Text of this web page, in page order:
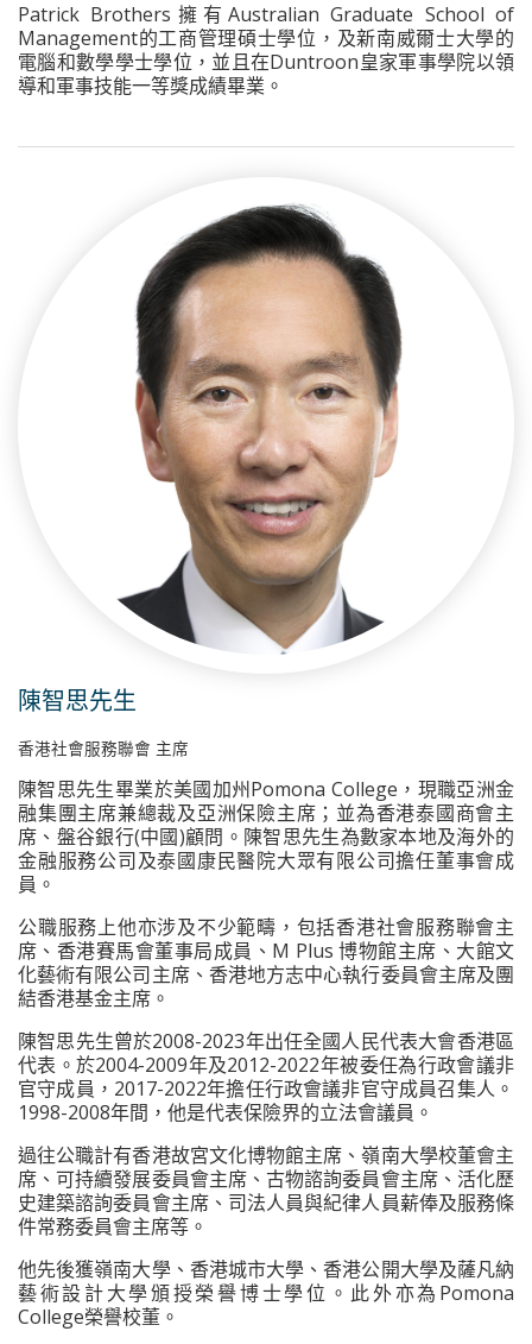
Patrick Brothers擁有Australian Graduate School of
Management的工商管理碩士學位，及新南威爾士大學的
電腦和數學學士學位，並且在Duntroon皇家軍事學院以領
導和軍事技能一等獎成績畢業。
陳智思先生
香港社會服務聯會 主席
陳智思先生畢業於美國加州Pomona College，現職亞洲金
融集團主席兼總裁及亞洲保險主席；並為香港泰國商會主
席、盤谷銀行(中國)顧問。陳智思先生為數家本地及海外的
金融服務公司及泰國康民醫院大眾有限公司擔任董事會成
員。
公職服務上他亦涉及不少範疇，包括香港社會服務聯會主
席、香港賽馬會董事局成員、M Plus 博物館主席、大館文
化藝術有限公司主席、香港地方志中心執行委員會主席及團
結香港基金主席。
陳智思先生曾於2008-2023年出任全國人民代表大會香港區
代表。於2004-2009年及2012-2022年被委任為行政會議非
官守成員，2017-2022年擔任行政會議非官守成員召集人。
1998-2008年間，他是代表保險界的立法會議員。
過往公職計有香港故宮文化博物館主席、嶺南大學校董會主
席、可持續發展委員會主席、古物諮詢委員會主席、活化歷
史建築諮詢委員會主席、司法人員與紀律人員薪俸及服務條
件常務委員會主席等。
他先後獲嶺南大學、香港城市大學、香港公開大學及薩凡納
藝術設計大學頒授榮譽博士學位。此外亦為Pomona
College榮譽校董。